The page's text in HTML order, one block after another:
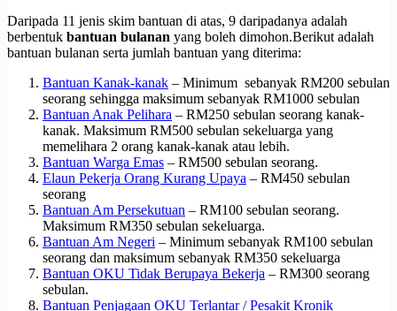
Daripada 11 jenis skim bantuan di atas, 9 daripadanya adalah
berbentuk bantuan bulanan yang boleh dimohon.Berikut adalah
bantuan bulanan serta jumlah bantuan yang diterima:
Bantuan Kanak-kanak – Minimum sebanyak RM200 sebulan
seorang sehingga maksimum sebanyak RM1000 sebulan
Bantuan Anak Pelihara – RM250 sebulan seorang kanak-
kanak. Maksimum RM500 sebulan sekeluarga yang
memelihara 2 orang kanak-kanak atau lebih.
Bantuan Warga Emas – RM500 sebulan seorang.
Elaun Pekerja Orang Kurang Upaya – RM450 sebulan
seorang
Bantuan Am Persekutuan – RM100 sebulan seorang.
Maksimum RM350 sebulan sekeluarga.
Bantuan Am Negeri – Minimum sebanyak RM100 sebulan
seorang dan maksimum sebanyak RM350 sekeluarga
Bantuan OKU Tidak Berupaya Bekerja – RM300 seorang
sebulan.
Bantuan Penjagaan OKU Terlantar / Pesakit Kronik